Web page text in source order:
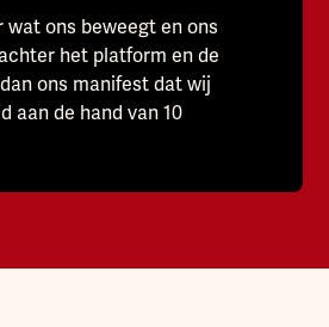
wat ons beweegt en ons
het platform en de
ons manifest dat wij
aan de hand van 10